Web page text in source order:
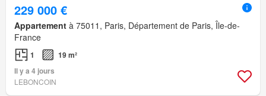
229 000 €
Appartement à 75011, Paris, Département de Paris, Île-de-
France
1
19 m²
Il y a 4 jours
LEBONCOIN